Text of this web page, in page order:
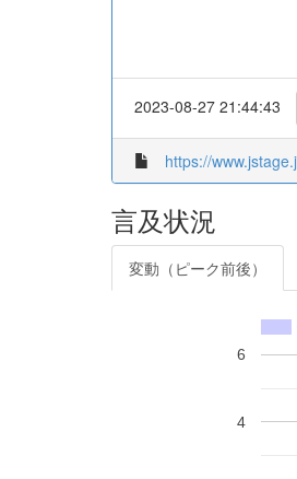
2023-08-27 21:44:43
https://
言及状況
変動（ピーク前後）
4
6